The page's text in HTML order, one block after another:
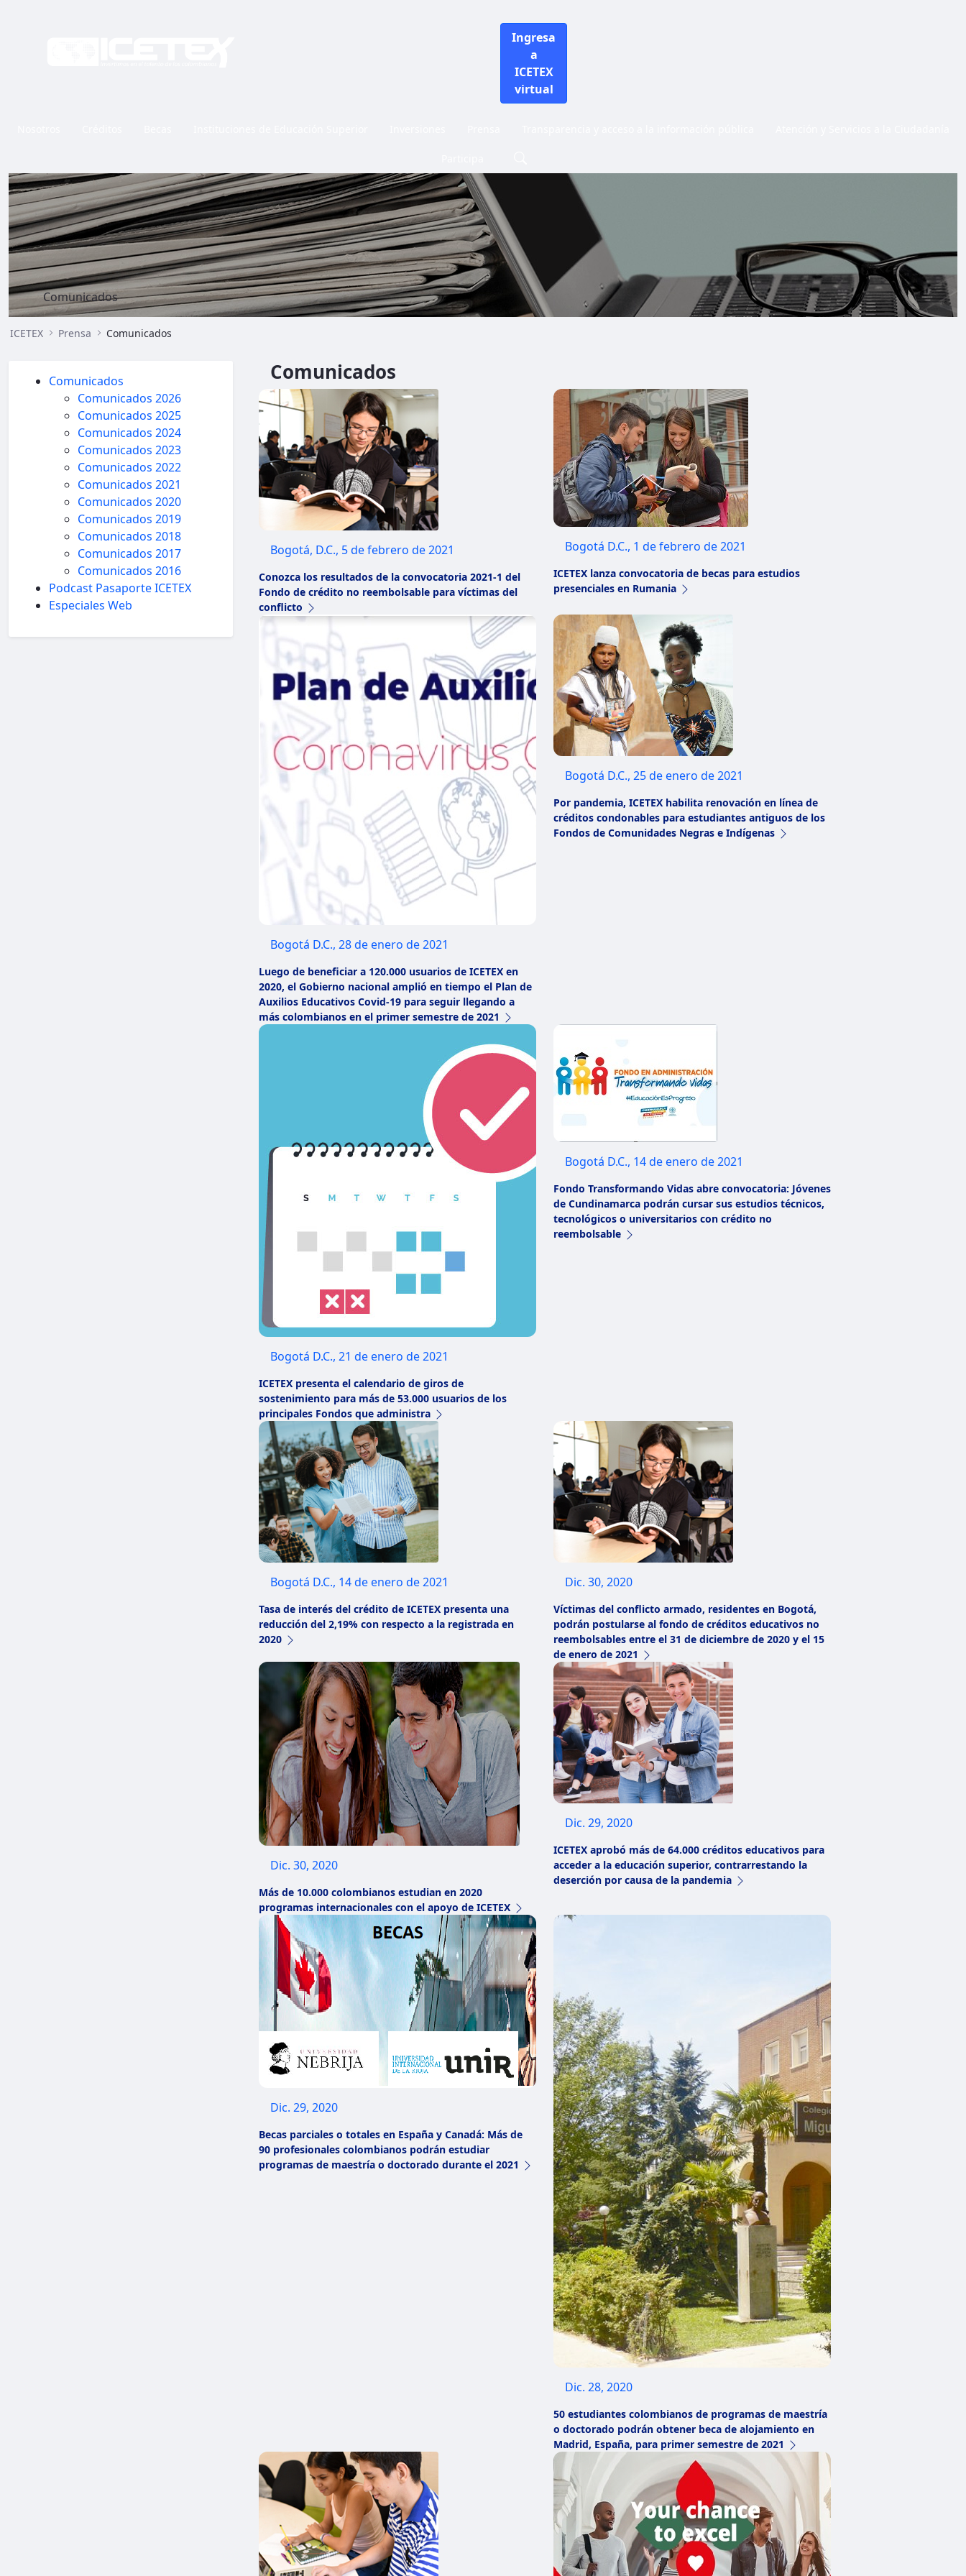
Ingresa
a
ICETEX
virtual
Comunicados
Comunicados
ICETEX Prensa Comunicados
Comunicados
Comunicados 2026
Comunicados 2025
Comunicados 2024
Comunicados 2023
Comunicados 2022
Comunicados 2021
Comunicados 2020
Comunicados 2019
Comunicados 2018
Comunicados 2017
Comunicados 2016
Podcast Pasaporte ICETEX
Especiales Web
Comunicados
Bogotá, D.C., 5 de febrero de 2021
Conozca los resultados de la convocatoria 2021-1 del
Fondo de crédito no reembolsable para víctimas del
conflicto
Bogotá D.C., 1 de febrero de 2021
ICETEX lanza convocatoria de becas para estudios
presenciales en Rumania
Bogotá D.C., 28 de enero de 2021
Luego de beneficiar a 120.000 usuarios de ICETEX en
2020, el Gobierno nacional amplió en tiempo el Plan de
Auxilios Educativos Covid-19 para seguir llegando a
más colombianos en el primer semestre de 2021
Bogotá D.C., 25 de enero de 2021
Por pandemia, ICETEX habilita renovación en línea de
créditos condonables para estudiantes antiguos de los
Fondos de Comunidades Negras e Indígenas
Bogotá D.C., 21 de enero de 2021
ICETEX presenta el calendario de giros de
sostenimiento para más de 53.000 usuarios de los
principales Fondos que administra
Bogotá D.C., 14 de enero de 2021
Fondo Transformando Vidas abre convocatoria: Jóvenes
de Cundinamarca podrán cursar sus estudios técnicos,
tecnológicos o universitarios con crédito no
reembolsable
Bogotá D.C., 14 de enero de 2021
Tasa de interés del crédito de ICETEX presenta una
reducción del 2,19% con respecto a la registrada en
2020
Dic. 30, 2020
Víctimas del conflicto armado, residentes en Bogotá,
podrán postularse al fondo de créditos educativos no
reembolsables entre el 31 de diciembre de 2020 y el 15
de enero de 2021
Dic. 30, 2020
Más de 10.000 colombianos estudian en 2020
programas internacionales con el apoyo de ICETEX
Dic. 29, 2020
ICETEX aprobó más de 64.000 créditos educativos para
acceder a la educación superior, contrarrestando la
deserción por causa de la pandemia
Dic. 29, 2020
Becas parciales o totales en España y Canadá: Más de
90 profesionales colombianos podrán estudiar
programas de maestría o doctorado durante el 2021
Dic. 28, 2020
50 estudiantes colombianos de programas de maestría
o doctorado podrán obtener beca de alojamiento en
Madrid, España, para primer semestre de 2021